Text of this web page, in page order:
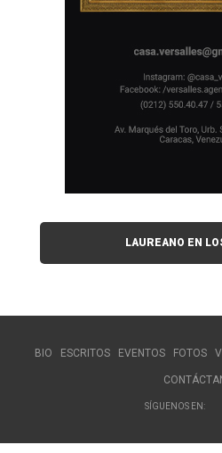
LAUREANO EN
BIO ESCRITOS EVENTOS FOTOS
SÍGUENOS EN: